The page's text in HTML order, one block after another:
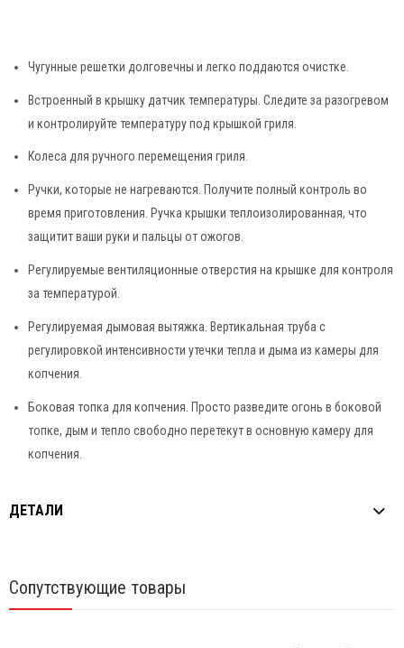
Чугунные решетки долговечны и легко поддаются очистке.
Встроенный в крышку датчик температуры. Следите за разогревом
и контролируйте температуру под крышкой гриля.
Колеса для ручного перемещения гриля.
Ручки, которые не нагреваются. Получите полный контроль во
время приготовления. Ручка крышки теплоизолированная, что
защитит ваши руки и пальцы от ожогов.
Регулируемые вентиляционные отверстия на крышке для контроля
за температурой.
Регулируемая дымовая вытяжка. Вертикальная труба с
регулировкой интенсивности утечки тепла и дыма из камеры для
копчения.
Боковая топка для копчения. Просто разведите огонь в боковой
топке, дым и тепло свободно перетекут в основную камеру для
копчения.
ДЕТАЛИ
Сопутствующие товары